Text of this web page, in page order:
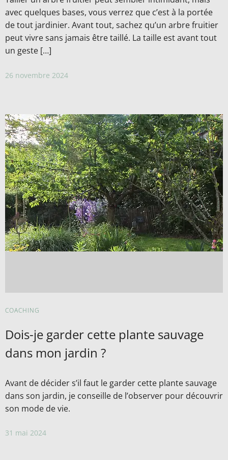
avec quelques bases, vous verrez que c’est à la portée
de tout jardinier. Avant tout, sachez qu’un arbre fruitier
peut vivre sans jamais être taillé. La taille est avant tout
un geste […]
26 novembre 2024
COACHING
Dois-je garder cette plante sauvage
dans mon jardin ?
Avant de décider s’il faut le garder cette plante sauvage
dans son jardin, je conseille de l’observer pour découvrir
son mode de vie.
31 mai 2024